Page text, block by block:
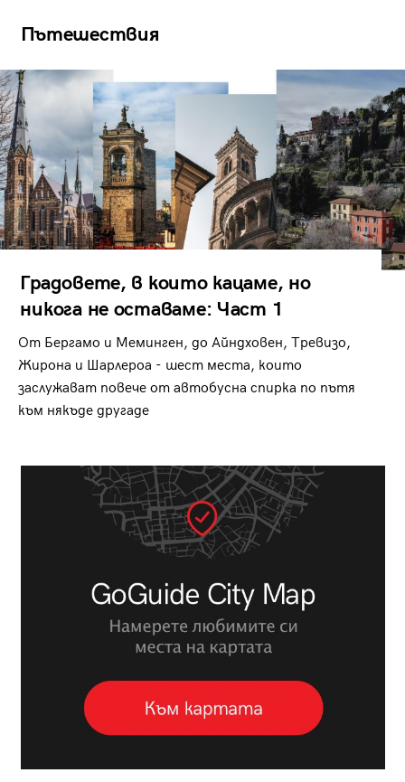
Пътешествия
Градовете, в които кацаме, но
никога не оставаме: Част 1
От Бергамо и Меминген, до Айндховен, Тревизо,
Жирона и Шарлероа - шест места, които
заслужават повече от автобусна спирка по пътя
към някъде другаде